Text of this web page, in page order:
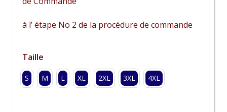
à l’ étape No 2 de la procédure de commande
Taille
S M L XL 2XL 3XL 4XL